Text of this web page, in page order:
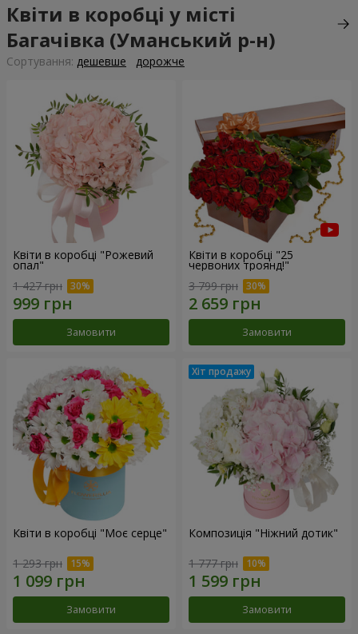
Квіти в коробці у місті
Багачівка (Уманський р-н)
Сортування: дешевше дорожче
Квіти в коробці "Рожевий
опал"
1 427 грн
Замовити
Квіти в коробці "25
червоних троянд!"
3 799 грн
Замовити
Квіти в коробці "Моє серце"
1 293 грн
Замовити
Композиція "Ніжний дотик"
1 777 грн
Замовити